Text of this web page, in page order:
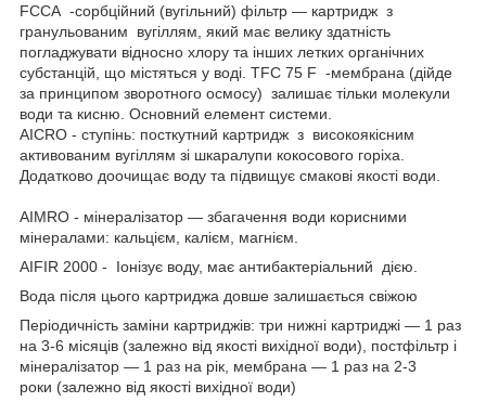
FCСА -сорбційний (вугільний) фільтр — картридж з
гранульованим вугіллям, який має велику здатність
погладжувати відносно хлору та інших летких органічних
субстанцій, що містяться у воді. TFC 75 F -мембрана (дійде
за принципом зворотного осмосу) залишає тільки молекули
води та кисню. Основний елемент системи.
AICRO - ступінь: посткутний картридж з високоякісним
активованим вугіллям зі шкаралупи кокосового горіха.
Додатково доочищає воду та підвищує смакові якості води.
AIMRO - мінералізатор — збагачення води корисними
мінералами: кальцієм, калієм, магнієм.
AIFIR 2000 - Іонізує воду, має антибактеріальний дією.
Вода після цього картриджа довше залишається свіжою
Періодичність заміни картриджів: три нижні картриджі — 1 раз
на 3-6 місяців (залежно від якості вихідної води), постфільтр і
мінералізатор — 1 раз на рік, мембрана — 1 раз на 2-3
роки (залежно від якості вихідної води)